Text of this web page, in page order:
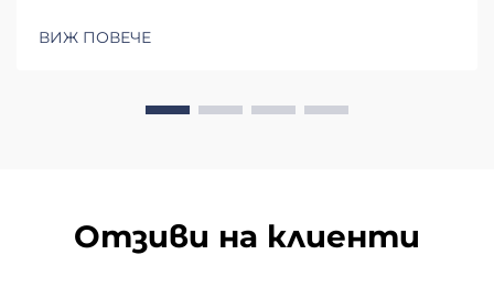
осигуряват точност от 99,9% при сортиране
многонивелови системи.
ВИЖ ПОВЕЧЕ
Отзиви на клиенти